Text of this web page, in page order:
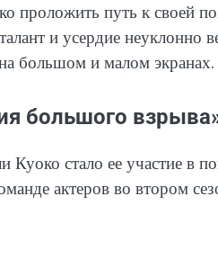
проложить путь к своей
и усердие
большом и малом экранах.
большого
стало ее участие в
актеров во втором